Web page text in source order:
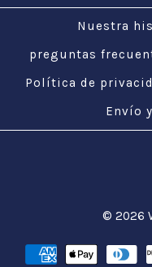
de
Nuestra
preguntas
Política de
Envío
© 2026